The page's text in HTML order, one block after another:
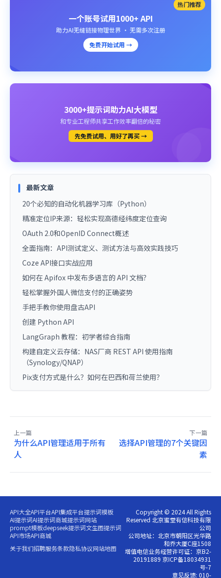
热门推荐
一个账号试用1000+ API
助力AI无缝链接物理世界 · 无需多次注册
免费开始试用 →
3000+提示词助力AI大模型
和专业工程师共享工作效率翻倍的秘密
先免费试用、用好了再买 →
最新文章
20个必知的自动化机器学习库（Python）
精准定位IP来源：轻松实现高德经纬度定位查询
OAuth 2.0和OpenID Connect概述
全面指南：API测试定义、测试方法与高效实践技巧
Coze API接口实战应用
如何在 Apifox 中发布多语言的 API 文档？
轻松掌握外国人微信支付的正确姿势
手把手教你使用盘古API
创建 Python API
LangGraph 教程：初学者综合指南
构建自定义云存储：NAS厂商 REST API 使用指南
（Synology/QNAP）
Pix支付方式是什么？如何在巴西和荷兰使用？
上一篇
为什么API管理适用于所有
人
下一篇
选择API管理的7个关键因
素
API大全API平台API集成平台提示词模板
AI提示词AI提示词商城提示词网站
prompt模板deepseek提示词文生图提示词
API市场API商城
关于我们招聘服务条款隐私协议网站地图
Copyright © 2024 All Rights
Reserved 北京蜜堂有信科技有限
公司
公司地址：北京市朝阳区光华路
和乔大厦C座1508
增值电信业务经营许可证：京B2-
20191889 京ICP备18034931
号-7
意见反馈: 010-